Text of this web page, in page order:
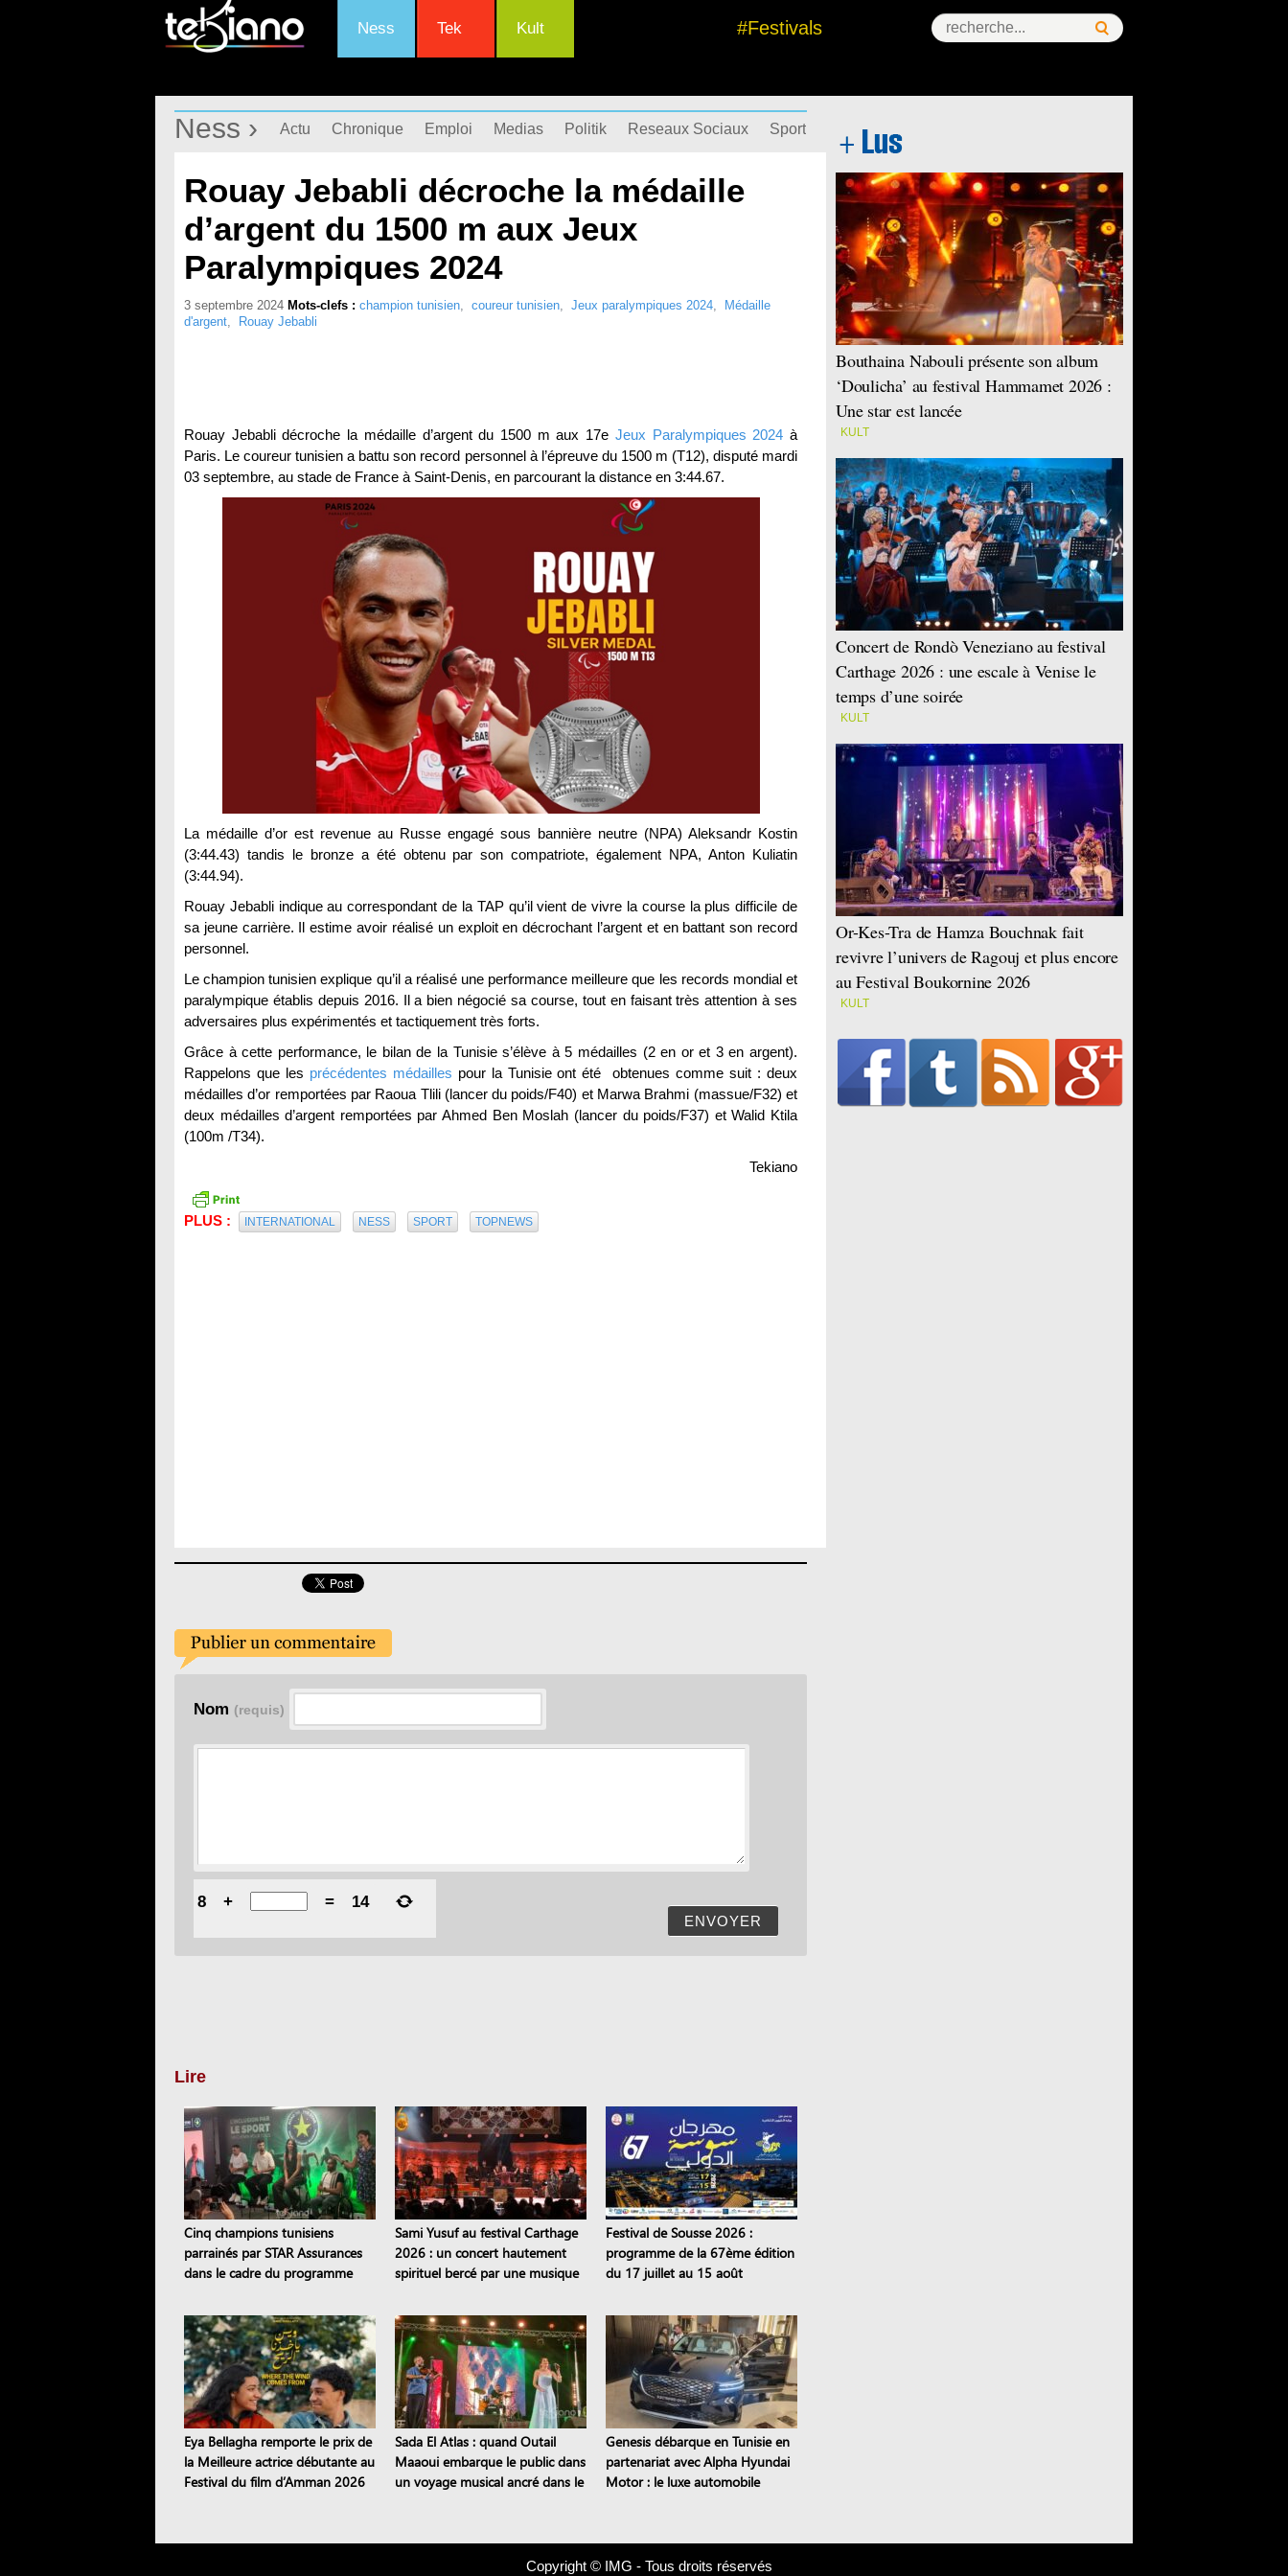
Ness Tek Kult #Festivals
Ness › Actu Chronique Emploi Medias Politik Reseaux Sociaux Sport Success Story
Rouay Jebabli décroche la médaille
d’argent du 1500 m aux Jeux
Paralympiques 2024
3 septembre 2024 Mots-clefs : champion tunisien, coureur tunisien, Jeux paralympiques 2024,
Médaille
d'argent, Rouay Jebabli
Rouay Jebabli décroche la médaille d’argent du 1500 m aux 17e Jeux Paralympiques 2024 à
Paris. Le coureur tunisien a battu son record personnel à l’épreuve du 1500 m (T12), disputé mardi
03 septembre, au stade de France à Saint-Denis, en parcourant la distance en 3:44.67.
La médaille d’or est revenue au Russe engagé sous bannière neutre (NPA) Aleksandr Kostin
(3:44.43) tandis le bronze a été obtenu par son compatriote, également NPA, Anton Kuliatin
(3:44.94).
Rouay Jebabli indique au correspondant de la TAP qu’il vient de vivre la course la plus difficile de
sa jeune carrière. Il estime avoir réalisé un exploit en décrochant l’argent et en battant son record
personnel.
Le champion tunisien explique qu’il a réalisé une performance meilleure que les records mondial et
paralympique établis depuis 2016. Il a bien négocié sa course, tout en faisant très attention à ses
adversaires plus expérimentés et tactiquement très forts.
Grâce à cette performance, le bilan de la Tunisie s’élève à 5 médailles (2 en or et 3 en argent).
Rappelons que les précédentes médailles pour la Tunisie ont été obtenues comme suit : deux
médailles d’or remportées par Raoua Tlili (lancer du poids/F40) et Marwa Brahmi (massue/F32) et
deux médailles d’argent remportées par Ahmed Ben Moslah (lancer du poids/F37) et Walid Ktila
(100m /T34).
Tekiano
PLUS : INTERNATIONAL NESS SPORT TOPNEWS
Nom (requis)
ENVOYER
8 + = 14
Lire
Cinq champions tunisiens
parrainés par STAR Assurances
dans le cadre du programme
Sami Yusuf au festival Carthage
2026 : un concert hautement
spirituel bercé par une musique
Festival de Sousse 2026 :
programme de la 67ème édition
du 17 juillet au 15 août
Eya Bellagha remporte le prix de
la Meilleure actrice débutante au
Festival du film d’Amman 2026
Sada El Atlas : quand Outail
Maaoui embarque le public dans
un voyage musical ancré dans le
Genesis débarque en Tunisie en
partenariat avec Alpha Hyundai
Motor : le luxe automobile
Bouthaina Nabouli présente son album
‘Doulicha’ au festival Hammamet 2026 :
Une star est lancée
KULT
Concert de Rondò Veneziano au festival
Carthage 2026 : une escale à Venise le
temps d’une soirée
KULT
Or-Kes-Tra de Hamza Bouchnak fait
revivre l’univers de Ragouj et plus encore
au Festival Boukornine 2026
KULT
Copyright © IMG - Tous droits réservés